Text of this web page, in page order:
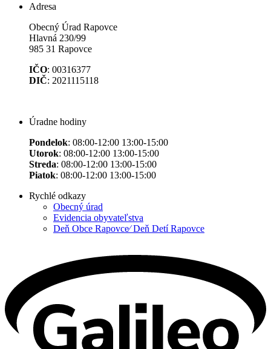
Adresa
Obecný Úrad Rapovce
Hlavná 230/99
985 31 Rapovce
IČO: 00316377
DIČ: 2021115118
Úradne hodiny
Pondelok: 08:00-12:00 13:00-15:00
Utorok: 08:00-12:00 13:00-15:00
Streda: 08:00-12:00 13:00-15:00
Piatok: 08:00-12:00 13:00-15:00
Rychlé odkazy
Obecný úrad
Evidencia obyvateľstva
Deň Obce Rapovce⁄ Deň Detí Rapovce